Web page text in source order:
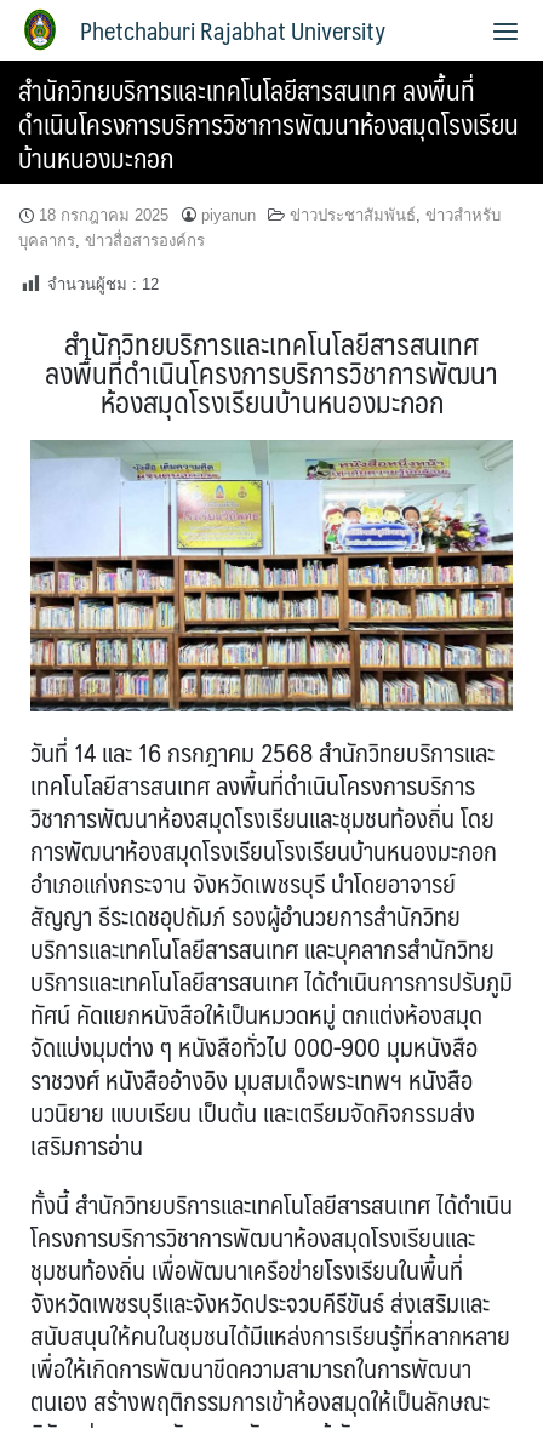
Phetchaburi Rajabhat University
สำนักวิทยบริการและเทคโนโลยีสารสนเทศ ลงพื้นที่
ดำเนินโครงการบริการวิชาการพัฒนาห้องสมุดโรงเรียน
บ้านหนองมะกอก
18 กรกฎาคม 2025 piyanun ข่าวประชาสัมพันธ์, ข่าวสำหรับ
บุคลากร, ข่าวสื่อสารองค์กร
จำนวนผู้ชม : 12
สำนักวิทยบริการและเทคโนโลยีสารสนเทศ
ลงพื้นที่ดำเนินโครงการบริการวิชาการพัฒนา
ห้องสมุดโรงเรียนบ้านหนองมะกอก
วันที่ 14 และ 16 กรกฎาคม 2568 สำนักวิทยบริการและ
เทคโนโลยีสารสนเทศ ลงพื้นที่ดำเนินโครงการบริการ
วิชาการพัฒนาห้องสมุดโรงเรียนและชุมชนท้องถิ่น โดย
การพัฒนาห้องสมุดโรงเรียนโรงเรียนบ้านหนองมะกอก
อำเภอแก่งกระจาน จังหวัดเพชรบุรี นำโดยอาจารย์
สัญญา ธีระเดชอุปถัมภ์ รองผู้อำนวยการสำนักวิทย
บริการและเทคโนโลยีสารสนเทศ และบุคลากรสำนักวิทย
บริการและเทคโนโลยีสารสนเทศ ได้ดำเนินการการปรับภูมิ
ทัศน์ คัดแยกหนังสือให้เป็นหมวดหมู่ ตกแต่งห้องสมุด
จัดแบ่งมุมต่าง ๆ หนังสือทั่วไป 000-900 มุมหนังสือ
ราชวงศ์ หนังสืออ้างอิง มุมสมเด็จพระเทพฯ หนังสือ
นวนิยาย แบบเรียน เป็นต้น และเตรียมจัดกิจกรรมส่ง
เสริมการอ่าน
ทั้งนี้ สำนักวิทยบริการและเทคโนโลยีสารสนเทศ ได้ดำเนิน
โครงการบริการวิชาการพัฒนาห้องสมุดโรงเรียนและ
ชุมชนท้องถิ่น เพื่อพัฒนาเครือข่ายโรงเรียนในพื้นที่
จังหวัดเพชรบุรีและจังหวัดประจวบคีรีขันธ์ ส่งเสริมและ
สนับสนุนให้คนในชุมชนได้มีแหล่งการเรียนรู้ที่หลากหลาย
เพื่อให้เกิดการพัฒนาขีดความสามารถในการพัฒนา
ตนเอง สร้างพฤติกรรมการเข้าห้องสมุดให้เป็นลักษณะ